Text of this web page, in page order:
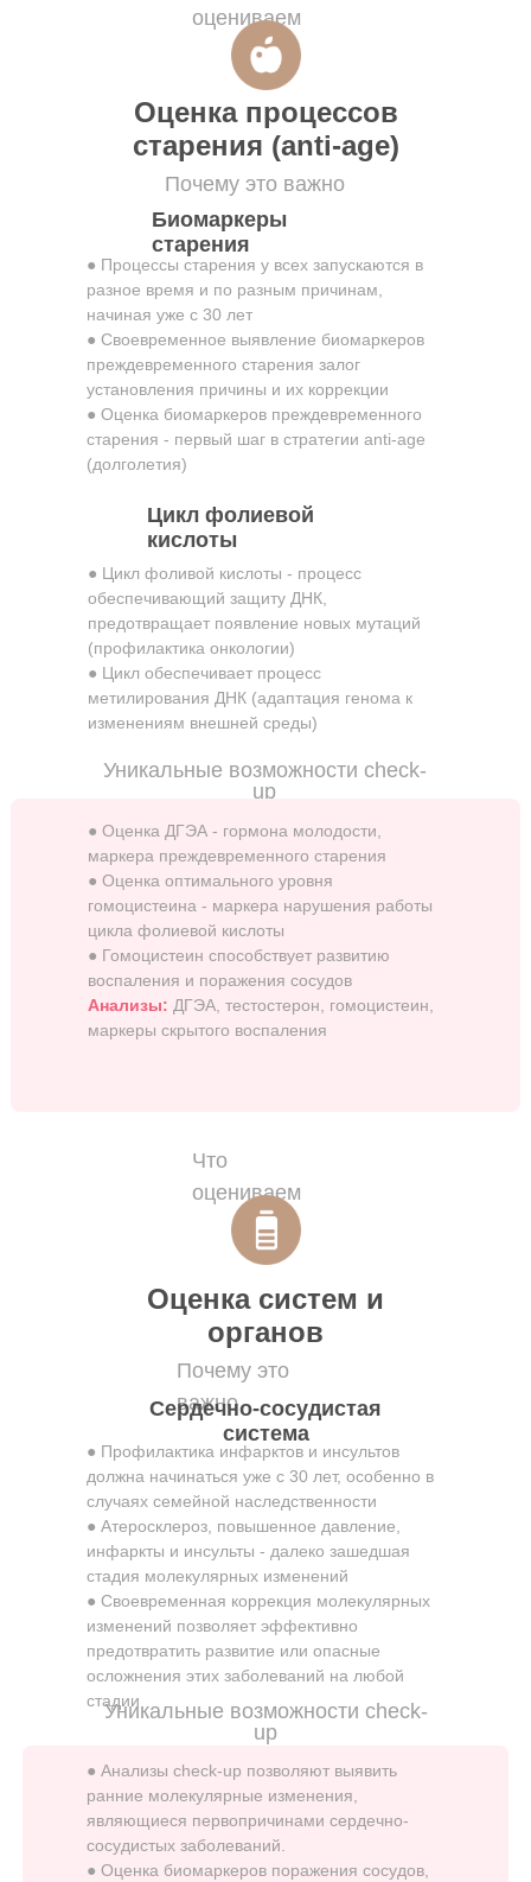
оцениваем
Почему это важно
Уникальные возможности check-
up
Оценка процессов
старения (anti-age)
Биомаркеры
старения
● Процессы старения у всех запускаются в
разное время и по разным причинам,
начиная уже с 30 лет
● Своевременное выявление биомаркеров
преждевременного старения залог
установления причины и их коррекции
● Оценка биомаркеров преждевременного
старения - первый шаг в стратегии anti-age
(долголетия)
● Оценка ДГЭА - гормона молодости,
маркера преждевременного старения
● Оценка оптимального уровня
гомоцистеина - маркера нарушения работы
цикла фолиевой кислоты
● Гомоцистеин способствует развитию
воспаления и поражения сосудов
Анализы: ДГЭА, тестостерон, гомоцистеин,
маркеры скрытого воспаления
Цикл фолиевой
кислоты
Что
оцениваем
Почему это
важно
Уникальные возможности check-
up
Оценка систем и
органов
Сердечно-сосудистая
система
● Профилактика инфарктов и инсультов
должна начинаться уже с 30 лет, особенно в
случаях семейной наследственности
● Атеросклероз, повышенное давление,
инфаркты и инсульты - далеко зашедшая
стадия молекулярных изменений
● Своевременная коррекция молекулярных
изменений позволяет эффективно
предотвратить развитие или опасные
осложнения этих заболеваний на любой
стадии
● Анализы check-up позволяют выявить
ранние молекулярные изменения,
являющиеся первопричинами сердечно-
сосудистых заболеваний.
● Оценка биомаркеров поражения сосудов,
● Цикл фоливой кислоты - процесс
обеспечивающий защиту ДНК,
предотвращает появление новых мутаций
(профилактика онкологии)
● Цикл обеспечивает процесс
метилирования ДНК (адаптация генома к
изменениям внешней среды)